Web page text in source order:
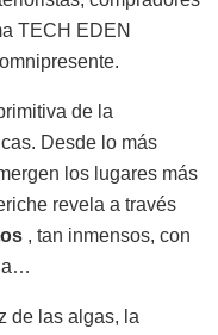
TECH EDEN
de la
Desde lo más
los lugares más
revela a través
, tan inmensos, con
de las algas, la